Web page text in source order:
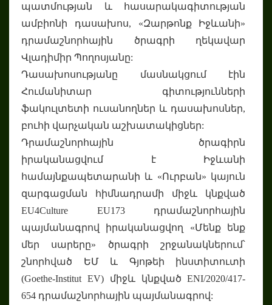
պատմության և հասարակագիտության
ամբիոնի դասախոս, «Զարթոնք Իջևանի»
դրամաշնորհային ծրագրի ղեկավար
Վլադիմիր Պողոսյանը:
Դասախոսությանը մասնակցում էին
Հումանիտար գիտությունների
ֆակուլտետի ուսանողներ և դասախոսներ,
բուհի վարչական աշխատակիցներ:
Դրամաշնորհային ծրագիրն
իրականացվում է Իջևանի
համայնքապետարանի և «Ուրբան» կայուն
զարգացման հիմնադրամի միջև կնքված
EU4Culture EU173 դրամաշնորհային
պայմանագրով իրականացվող «Մենք ենք
մեր սարերը» ծրագրի շրջանակներում՝
շնորհված ԵՄ և Գյոթեի ինստիտուտի
(Goethe-Institut EV) միջև կնքված ENI/2020/417-
654 դրամաշնորհային պայմանագրով: